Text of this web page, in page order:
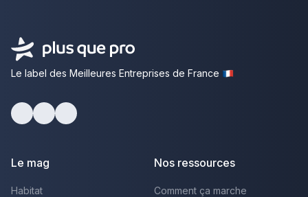
Le label des Meilleures Entreprises de France
Le mag
Habitat
Nos ressources
Comment ça marche